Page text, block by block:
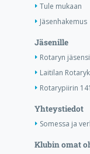
Tule mukaan
Jäsenhakemus
Jäsenille
Rotaryn
Laitilan
Rotarypiirin
Yhteystiedot
Somessa ja
Klubin omat